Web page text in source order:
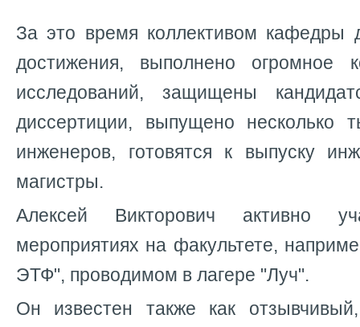
За это время коллективом кафедры
достижения, выполнено огромное
исследований, защищены
диссертиции, выпущено несколько
инженеров, готовятся к выпуску
магистры.
Алексей Викторович активно
мероприятиях на факультете,
ЭТФ", проводимом в лагере "Луч".
Он известен также как